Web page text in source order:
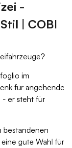
-
| COBI
im
für angehende
- er steht für
bestandenen
gute Wahl für